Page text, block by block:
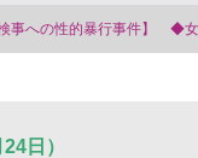
暴行事件】 ◆女性検事を支
日）